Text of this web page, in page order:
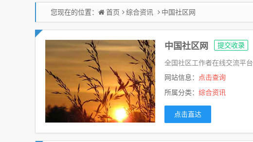
您现在的位置： 首页 综合资讯 中国社区网
中国社区网 提交收录
全国社区工作者在线交流平台
网站信息： 点击查询
所属分类： 综合资讯
点击直达